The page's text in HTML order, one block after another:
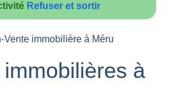
Refuser et sortir
Vente immobilière à Méru
à